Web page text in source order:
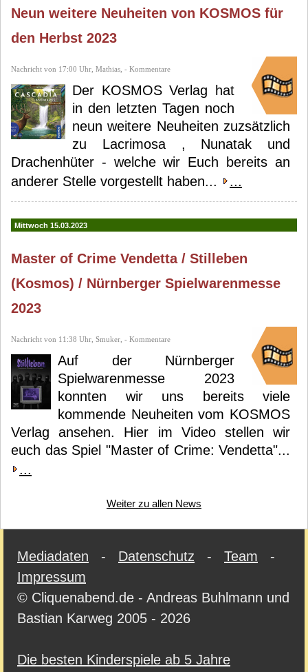
Neun weitere Neuheiten von KOSMOS für
den Herbst 2023
Nachricht von 17:00 Uhr, Mathias, - Kommentare
Der KOSMOS Verlag hat
in den letzten Tagen noch
neun weitere Neuheiten zuzsätzlich
zu Lacrimosa , Nunatak und
Drachenhüter - welche wir Euch bereits an
anderer Stelle vorgestellt haben...
...
Mittwoch 15.03.2023
Master of Crime Vendetta / Stilleben
(Kosmos) / Nürnberger Spielwarenmesse
2023
Nachricht von 11:38 Uhr, Smuker, - Kommentare
Auf der Nürnberger
Spielwarenmesse 2023
konnten wir uns bereits viele
kommende Neuheiten vom KOSMOS
Verlag ansehen. Hier im Video stellen wir
euch das Spiel "Master of Crime: Vendetta"...
...
Weiter zu allen News
Mediadaten - Datenschutz - Team -
Impressum
© Cliquenabend.de - Andreas Buhlmann und
Bastian Karweg 2005 - 2026
Die besten Kinderspiele ab 5 Jahre